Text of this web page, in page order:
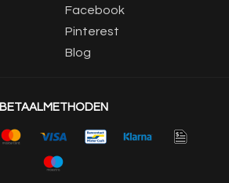
Facebook
Pinterest
Blog
BETAALMETHODEN